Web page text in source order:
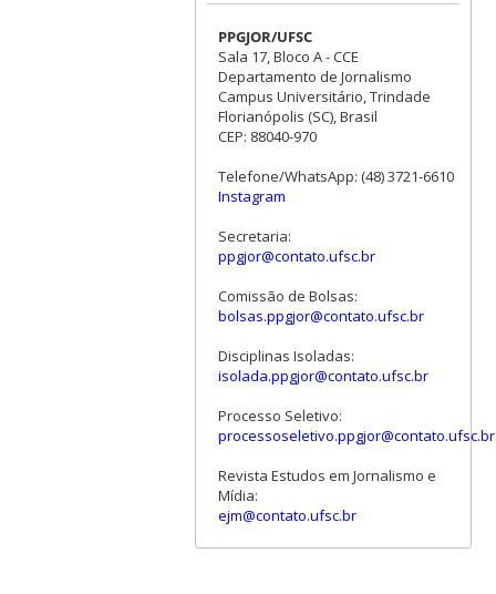
PPGJOR/UFSC
Sala 17, Bloco A - CCE
Departamento de Jornalismo
Campus Universitário, Trindade
Florianópolis (SC), Brasil
CEP: 88040-970
Telefone/WhatsApp: (48) 3721-6610
Instagram
Secretaria:
ppgjor@contato.ufsc.br
Comissão de Bolsas:
bolsas.ppgjor@contato.ufsc.br
Disciplinas Isoladas:
isolada.ppgjor@contato.ufsc.br
Processo Seletivo:
processoseletivo.ppgjor@contato.ufsc.br
Revista Estudos em Jornalismo e
Mídia:
ejm@contato.ufsc.br